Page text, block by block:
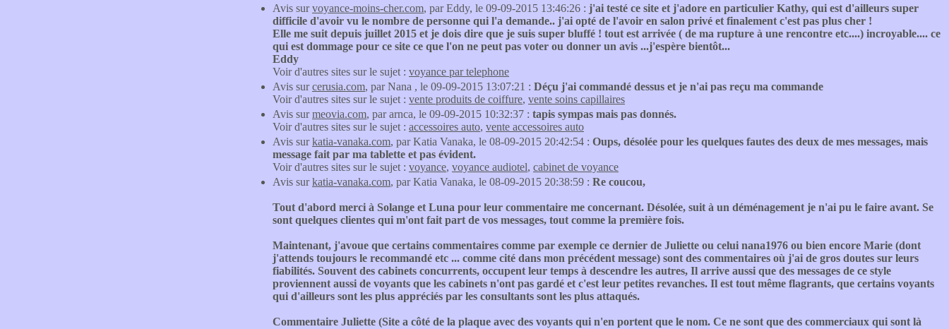
Avis survoyance-moins-cher.com, par Eddy, le 09-09-2015 13:46:26 : j'ai testé ce site et j'adore en particulier Kathy, qui est d'ailleurs super
difficile d'avoir vu le nombre de personne qui l'a demande.. j'ai opté de l'avoir en salon privé et finalement c'est pas plus cher !
Elle me suit depuis juillet 2015 et je dois dire que je suis super bluffé ! tout est arrivée ( de ma rupture à une rencontre etc....) incroyable.... ce
qui est dommage pour ce site ce que l'on ne peut pas voter ou donner un avis ...j'espère bientôt...
Eddy
Voir d'autres sites sur le sujet : voyance par telephone
Avis surcerusia.com, par Nana , le 09-09-2015 13:07:21 : Déçu j'ai commandé dessus et je n'ai pas reçu ma commande
Voir d'autres sites sur le sujet : vente produits de coiffure, vente soins capillaires
Avis surmeovia.com, par arnca, le 09-09-2015 10:32:37 : tapis sympas mais pas donnés.
Voir d'autres sites sur le sujet : accessoires auto, vente accessoires auto
Avis surkatia-vanaka.com, par Katia Vanaka, le 08-09-2015 20:42:54 : Oups, désolée pour les quelques fautes des deux de mes messages, mais
message fait par ma tablette et pas évident.
Voir d'autres sites sur le sujet : voyance, voyance audiotel, cabinet de voyance
Avis surkatia-vanaka.com, par Katia Vanaka, le 08-09-2015 20:38:59 : Re coucou,
Tout d'abord merci à Solange et Luna pour leur commentaire me concernant. Désolée, suit à un déménagement je n'ai pu le faire avant. Se
sont quelques clientes qui m'ont fait part de vos messages, tout comme la première fois.
Maintenant, j'avoue que certains commentaires comme par exemple ce dernier de Juliette ou celui nana1976 ou bien encore Marie (dont
j'attends toujours le recommandé etc ... comme cité dans mon précédent message) sont des commentaires où j'ai de gros doutes sur leurs
fiabilités. Souvent des cabinets concurrents, occupent leur temps à descendre les autres, Il arrive aussi que des messages de ce style
proviennent aussi de voyants que les cabinets n'ont pas gardé et c'est leur petites revanches. Il est tout même flagrants, que certains voyants
qui d'ailleurs sont les plus appréciés par les consultants sont les plus attaqués.
Commentaire Juliette (Site a côté de la plaque avec des voyants qui n'en portent que le nom. Ce ne sont que des commerciaux qui sont là